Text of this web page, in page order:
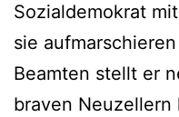
Sozialdemokrat
sie
Beamten stellt er
braven Neuzellern